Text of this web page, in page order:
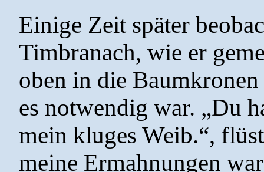
Einige Zeit später
Timbranach, wie er
oben in die
es notwendig war. „Du
mein kluges Weib.“,
meine Ermahnungen